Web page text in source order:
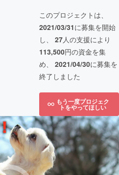
このプロジェクトは、
2021/03/31に募集を開始
し、 27人の支援により
113,500円の資金を集
め、 2021/04/30に募集を
終了しました
もう一度プロジェク
トをやってほしい